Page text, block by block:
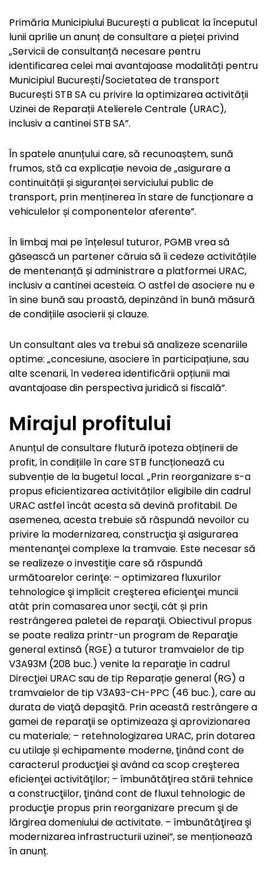
Primăria Municipiului București a publicat la începutul
lunii aprilie un anunț de consultare a pieței privind
„Servicii de consultanță necesare pentru
identificarea celei mai avantajoase modalități pentru
Municipiul București/Societatea de transport
București STB SA cu privire la optimizarea activității
Uzinei de Reparații Atelierele Centrale (URAC),
inclusiv a cantinei STB SA”.
În spatele anunțului care, să recunoaștem, sună
frumos, stă ca explicație nevoia de „asigurare a
continuității și siguranței serviciului public de
transport, prin menținerea în stare de funcționare a
vehiculelor și componentelor aferente”.
În limbaj mai pe înțelesul tuturor, PGMB vrea să
găsească un partener căruia să îi cedeze activitățile
de mentenanță și administrare a platformei URAC,
inclusiv a cantinei acesteia. O astfel de asociere nu e
în sine bună sau proastă, depinzând în bună măsură
de condițiile asocierii și clauze.
Un consultant ales va trebui să analizeze scenariile
optime: „concesiune, asociere în participațiune, sau
alte scenarii, în vederea identificării opțiunii mai
avantajoase din perspectiva juridică si fiscală”.
Mirajul profitului
Anunțul de consultare flutură ipoteza obținerii de
profit, în condițiile în care STB funcționează cu
subvenție de la bugetul local. „Prin reorganizare s-a
propus eficientizarea activităților eligibile din cadrul
URAC astfel încât acesta să devină profitabil. De
asemenea, acesta trebuie să răspundă nevoilor cu
privire la modernizarea, construcţia şi asigurarea
mentenanţei complexe la tramvaie. Este necesar să
se realizeze o investiţie care să răspundă
următoarelor cerinţe: – optimizarea fluxurilor
tehnologice şi implicit creşterea eficienţei muncii
atât prin comasarea unor secţii, cât și prin
restrângerea paletei de reparaţii. Obiectivul propus
se poate realiza printr-un program de Reparaţie
general extinsă (RGE) a tuturor tramvaielor de tip
V3A93M (208 buc.) venite la reparaţie în cadrul
Direcţiei URAC sau de tip Reparație general (RG) a
tramvaielor de tip V3A93-CH-PPC (46 buc.), care au
durata de viaţă depaşită. Prin această restrângere a
gamei de reparaţii se optimizeaza şi aprovizionarea
cu materiale; – retehnologizarea URAC, prin dotarea
cu utilaje și echipamente moderne, ţinând cont de
caracterul producţiei şi având ca scop creşterea
eficienţei activităţilor; – îmbunătăţirea stării tehnice
a construcţiilor, ţinând cont de fluxul tehnologic de
producţie propus prin reorganizare precum şi de
lărgirea domeniului de activitate. – îmbunătăţirea şi
modernizarea infrastructurii uzinei”, se menționează
în anunț.